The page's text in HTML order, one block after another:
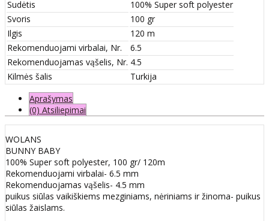
Sudėtis
100% Super soft polyester
Svoris
100 gr
Ilgis
120 m
Rekomenduojami virbalai, Nr.
6.5
Rekomenduojamas vąšelis, Nr. 4.5
Kilmės šalis
Turkija
Aprašymas
(0) Atsiliepimai
WOLANS
BUNNY BABY
100% Super soft polyester, 100 gr/ 120m
Rekomenduojami virbalai- 6.5 mm
Rekomenduojamas vąšelis- 4.5 mm
puikus siūlas vaikiškiems mezginiams, nėriniams ir žinoma- puikus
siūlas žaislams.